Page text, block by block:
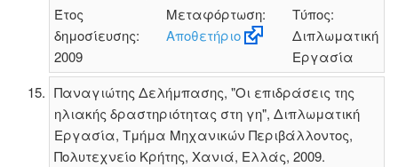
Έτος
δημοσίευσης:
2009
Μεταφόρτωση:
Αποθετήριο
Τύπος:
Διπλωματική
Εργασία
Παναγιώτης Δελήμπασης, "Οι επιδράσεις της
ηλιακής δραστηριότητας στη γη", Διπλωματική
Εργασία, Τμήμα Μηχανικών Περιβάλλοντος,
Πολυτεχνείο Κρήτης, Χανιά, Ελλάς, 2009.